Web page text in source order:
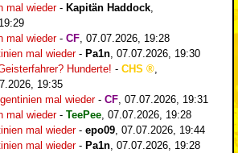
mal wieder- Kapitän Haddock
mal wieder- CF 07.07.2026, 19:28
mal wieder- Pa1n 07.07.2026, 19:30
Hunderte! - CHS
19:35
mal wieder- CF 07.07.2026, 19:31
mal wieder- TeePee 07.07.2026, 19:28
mal wieder- epo09 07.07.2026, 19:44
mal wieder- Pa1n 07.07.2026, 19:28